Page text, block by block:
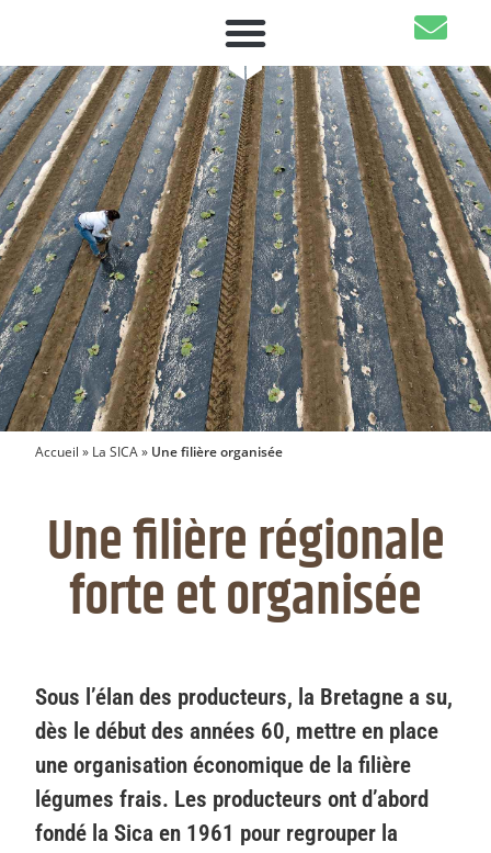
Accueil » La SICA » Une filière organisée
Une filière régionale
forte et organisée
Sous l’élan des producteurs, la Bretagne a su,
dès le début des années 60, mettre en place
une organisation économique de la filière
légumes frais. Les producteurs ont d’abord
fondé la Sica en 1961 pour regrouper la